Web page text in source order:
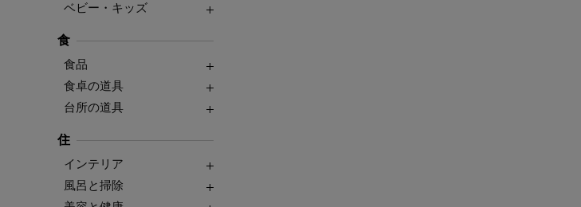
ベビー・キッズ
食
食品
食卓の道具
台所の道具
住
インテリア
風呂と掃除